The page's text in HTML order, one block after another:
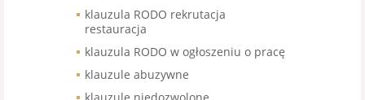
klauzula RODO rekrutacja
restauracja
klauzula RODO w ogłoszeniu o pracę
klauzule abuzywne
klauzulę niedozwolone